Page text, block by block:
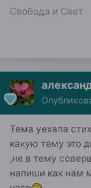
Свобода и Свет
Тема уехала
какую тему это
,не в тему
напиши как нам